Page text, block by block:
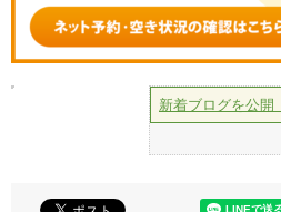
新着ブログを公